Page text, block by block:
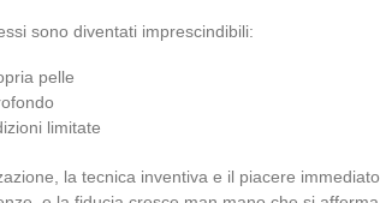
sono diventati imprescindibili:
pelle
limitate
la tecnica inventiva e il piacere immediato.